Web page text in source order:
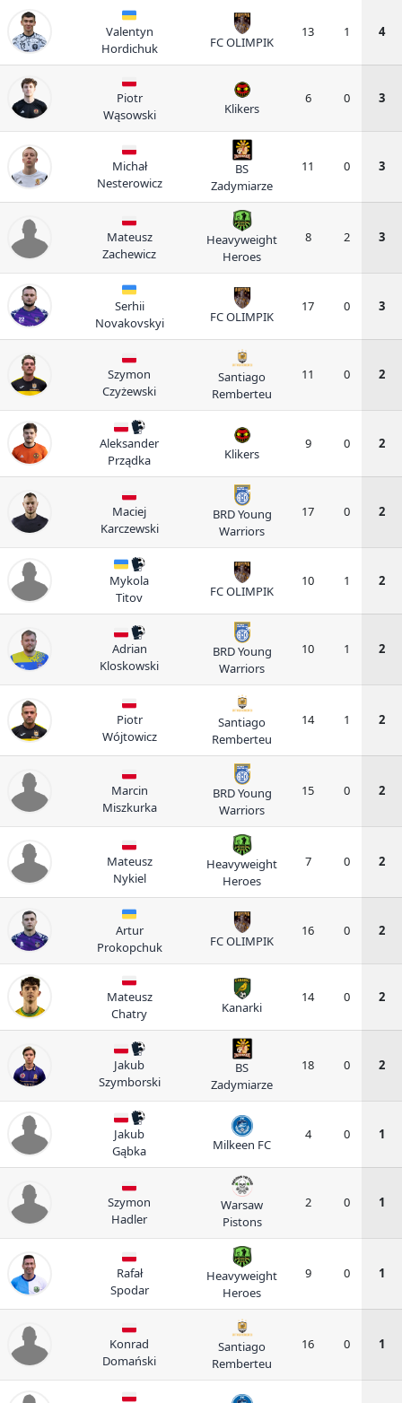
Valentyn
Hordichuk
FC OLIMPIK
13 1 4
Piotr
Wąsowski
Klikers
6 0 3
Michał
Nesterowicz
BS
Zadymiarze
11 0 3
Mateusz
Zachewicz
Heavyweight
Heroes
8 2 3
Serhii
Novakovskyi
FC OLIMPIK
17 0 3
Szymon
Czyżewski
Santiago
Remberteu
11 0 2
Aleksander
Prządka
Klikers
9 0 2
Maciej
Karczewski
BRD Young
Warriors
17 0 2
Mykola
Titov
FC OLIMPIK
10 1 2
Adrian
Kloskowski
BRD Young
Warriors
10 1 2
Piotr
Wójtowicz
Santiago
Remberteu
14 1 2
Marcin
Miszkurka
BRD Young
Warriors
15 0 2
Mateusz
Nykiel
Heavyweight
Heroes
7 0 2
Artur
Prokopchuk
FC OLIMPIK
16 0 2
Mateusz
Chatry
Kanarki
14 0 2
Jakub
Szymborski
BS
Zadymiarze
18 0 2
Jakub
Gąbka
Milkeen FC
4 0 1
Szymon
Hadler
Warsaw
Pistons
2 0 1
Rafał
Spodar
Heavyweight
Heroes
9 0 1
Konrad
Domański
Santiago
Remberteu
16 0 1